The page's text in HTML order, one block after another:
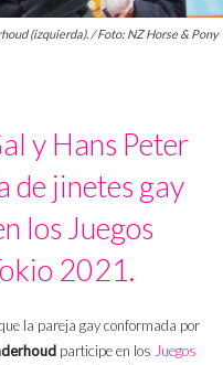
(izquierda). / Foto: NZ Horse & Pony
y Hans Peter
de jinetes gay
los Juegos
2021.
la pareja gay conformada por
participe en los Juegos